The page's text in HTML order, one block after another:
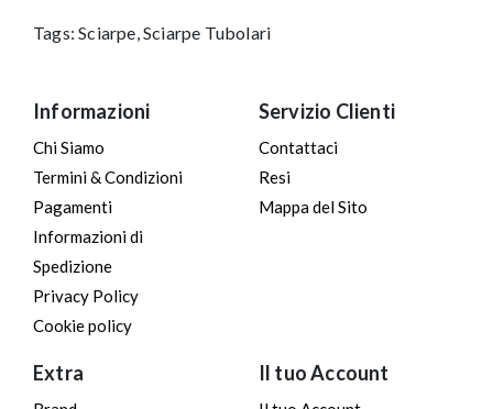
Tags:Sciarpe,Sciarpe Tubolari
Informazioni
Chi Siamo
Termini & Condizioni
Pagamenti
Informazioni di
Spedizione
Privacy Policy
Cookie policy
Servizio Clienti
Contattaci
Resi
Mappa del Sito
Extra Il tuo Account